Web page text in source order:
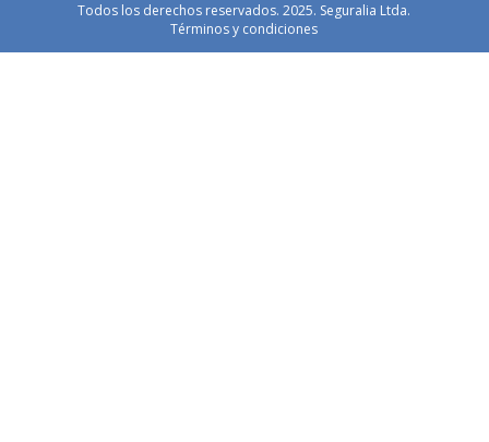
Todos los derechos reservados. 2025. Seguralia Ltda.
Términos y condiciones